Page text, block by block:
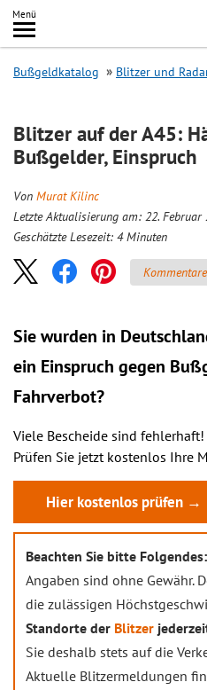
Inhalt
springen
Menü
Bußgeldkatalog Blitzer und
Blitzer auf der A45:
Bußgelder, Einspruch
Von Murat Kilinc
Letzte Aktualisierung am: 22. Februar
Geschätzte Lesezeit: 4 Minuten
Kommentare
Sie wurden in
ein Einspruch gegen
Fahrverbot?
Viele Bescheide sind fehlerhaft!
Prüfen Sie jetzt kostenlos Ihre
Hier kostenlos prüfen →
Beachten Sie bitte Folgendes:
Angaben sind ohne Gewähr.
die zulässigen
Standorte der Blitzer
Sie deshalb stets auf die
Aktuelle Blitzermeldungen